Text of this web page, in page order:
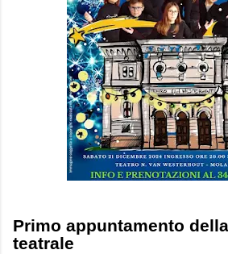
Primo appuntamento
teatrale